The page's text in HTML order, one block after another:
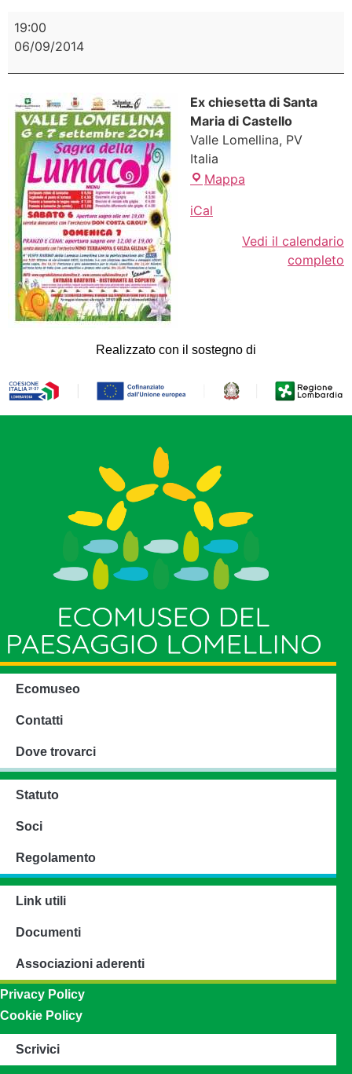
19:00
06/09/2014
Ex chiesetta di Santa
Maria di Castello
Valle Lomellina, PV
Italia
Mappa
iCal
Vedi il calendario
completo
Realizzato con il sostegno di
Ecomuseo
Contatti
Dove trovarci
Statuto
Soci
Regolamento
Link utili
Documenti
Associazioni aderenti
Privacy Policy
Cookie Policy
Scrivici